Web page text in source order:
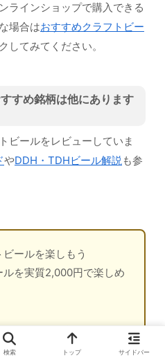
ラインショップで購入できる
場合はおすすめクラフトビー
してみてください。
すめ銘柄は他にあります
ビールをレビューしていま
やDDH・TDHビール解説も参
ールを楽しもう
を実質2,000円で楽しめ
トビールを探す
検索 トップ サイドバー